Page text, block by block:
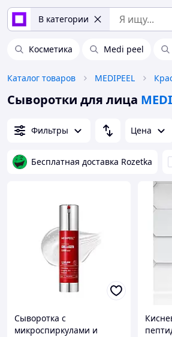
В категории
Косметика Medi peel
Каталог товаров MEDIPEEL
Сыворотки для лица
Фильтры Цена
Бесплатная доставка Rozetka
Сыворотка с
микроспиркулами и